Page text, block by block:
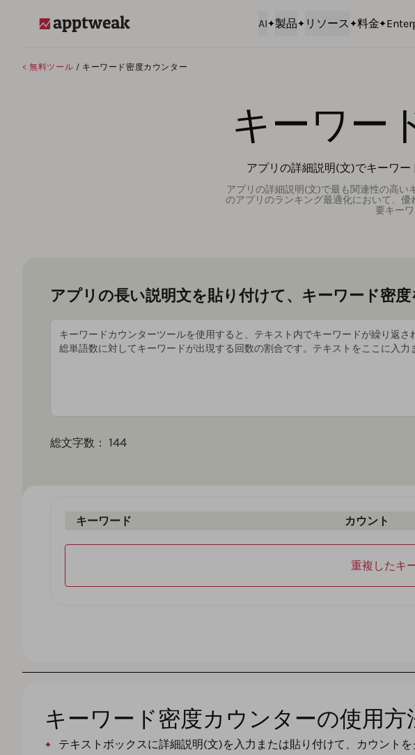
AI 製品 リソース 料金
< 無料ツール / キーワード密度カウンター
キーワー
アプリの詳細説明(文)でキーワー
アプリの詳細説明(文)で最も関連性の高い
のアプリのランキング最適化において、
要キー
アプリの長い説明文を貼り付けて、キーワード密度
総文字数： 144
キーワード カウント
重複したキ
キーワード密度カウンターの使用方
テキストボックスに詳細説明(文)を入力または貼り付けて、カウント